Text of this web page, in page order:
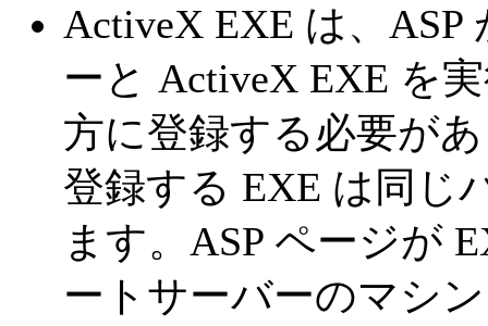
ActiveX EXE は、ASP
ーと ActiveX EXE を
方に登録する必要が
登録する EXE は同じ
ます。ASP ページが
ートサーバーのマシ